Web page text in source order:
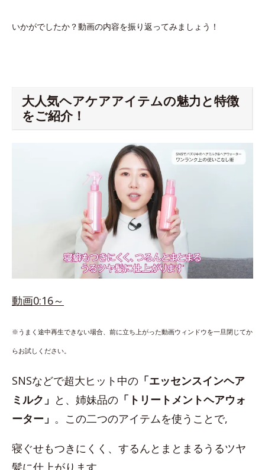
いかがでしたか？動画の内容を振り返ってみましょう！
大人気ヘアケアアイテムの魅力と特徴
をご紹介！
動画0:16～
※うまく途中再生できない場合、前に立ち上がった動画ウィンドウを一旦閉じてか
らお試しください。
SNSなどで超大ヒット中の 「エッセンスインヘア
ミルク」 と、姉妹品の 「トリートメントヘアウォ
ーター」 。この二つのアイテムを使うことで,
寝ぐせもつきにくく、するんとまとまるうるツヤ